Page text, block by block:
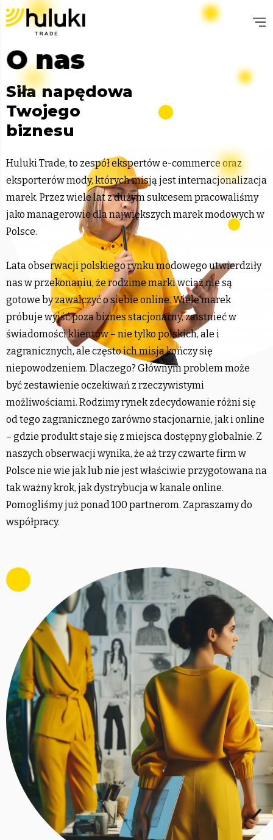
O nas
Siła napędowa
Twojego
biznesu
Huluki Trade, to zespół ekspertów e-commerce oraz
eksporterów mody, których misją jest internacjonalizacja
marek. Przez wiele lat z dużym sukcesem pracowaliśmy
jako managerowie dla największych marek modowych w
Polsce.
Lata obserwacji polskiego rynku modowego utwierdziły
nas w przekonaniu, że rodzime marki wciąż nie są
gotowe by zawalczyć o siebie online. Wiele marek
próbuje wyjść poza biznes stacjonarny, zaistnieć w
świadomości klientów – nie tylko polskich, ale i
zagranicznych, ale często ich misja kończy się
niepowodzeniem. Dlaczego? Głównym problem może
być zestawienie oczekiwań z rzeczywistymi
możliwościami. Rodzimy rynek zdecydowanie różni się
od tego zagranicznego zarówno stacjonarnie, jak i online
– gdzie produkt staje się z miejsca dostępny globalnie. Z
naszych obserwacji wynika, że aż trzy czwarte firm w
Polsce nie wie jak lub nie jest właściwie przygotowana na
tak ważny krok, jak dystrybucja w kanale online.
Pomogliśmy już ponad 100 partnerom. Zapraszamy do
współpracy.